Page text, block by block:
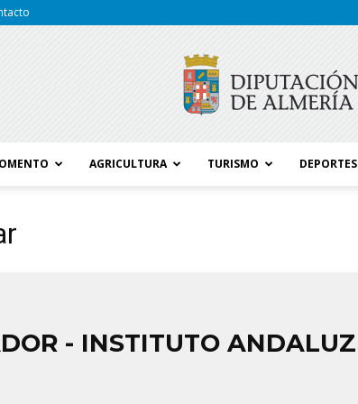
AGRICULTURA TURISMO DEPORTES
- INSTITUTO ANDALUZ